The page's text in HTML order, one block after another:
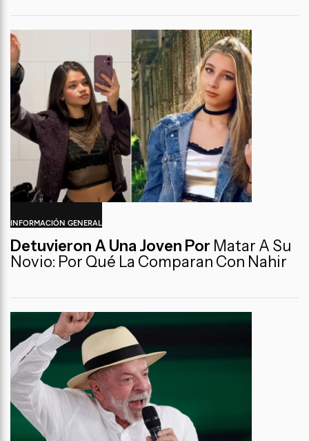
INFORMACIÓN GENERAL
Detuvieron A Una Joven Por Matar A Su
Novio: Por Qué La Comparan Con Nahir